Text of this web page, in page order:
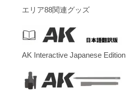
エリア88関連グッズ
AK Interactive Japanese Edition